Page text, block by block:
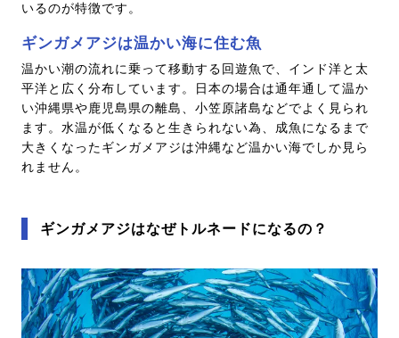
いるのが特徴です。
ギンガメアジは温かい海に住む魚
温かい潮の流れに乗って移動する回遊魚で、インド洋と太
平洋と広く分布しています。日本の場合は通年通して温か
い沖縄県や鹿児島県の離島、小笠原諸島などでよく見られ
ます。水温が低くなると生きられない為、成魚になるまで
大きくなったギンガメアジは沖縄など温かい海でしか見ら
れません。
ギンガメアジはなぜトルネードになるの？